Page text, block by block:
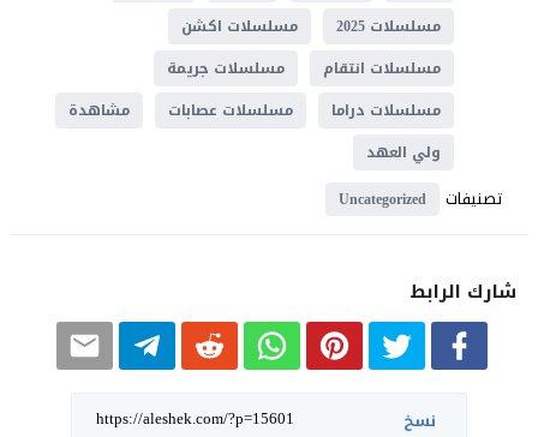
مسلسلات 2025
مسلسلات اكشن
مسلسلات انتقام
مسلسلات جريمة
مسلسلات دراما
مسلسلات عصابات
مشاهدة
ولي العهد
تصنيفات Uncategorized
شارك الرابط
نسخ